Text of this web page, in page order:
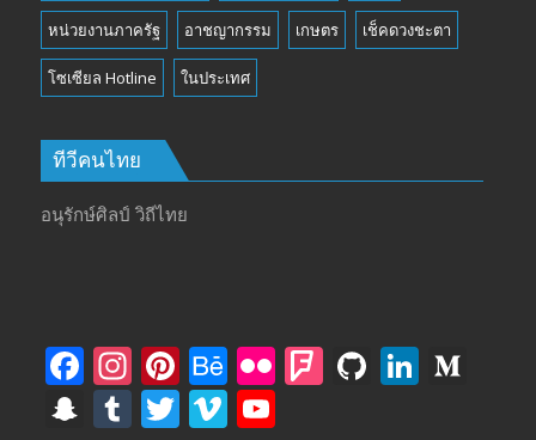
หน่วยงานภาครัฐ อาชญากรรม เกษตร เช็คดวงชะตา
โซเซียล Hotline ในประเทศ
ทีวีคนไทย
อนุรักษ์ศิลป์ วิถีไทย
F
ac
In
st
Pi
nt
B
e
Fli F Gi Li
S T T Vi